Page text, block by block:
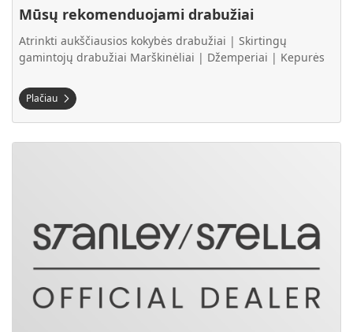
Mūsų rekomenduojami drabužiai
Atrinkti aukščiausios kokybės drabužiai | Skirtingų
gamintojų drabužiai Marškinėliai | Džemperiai | Kepurės
Plačiau